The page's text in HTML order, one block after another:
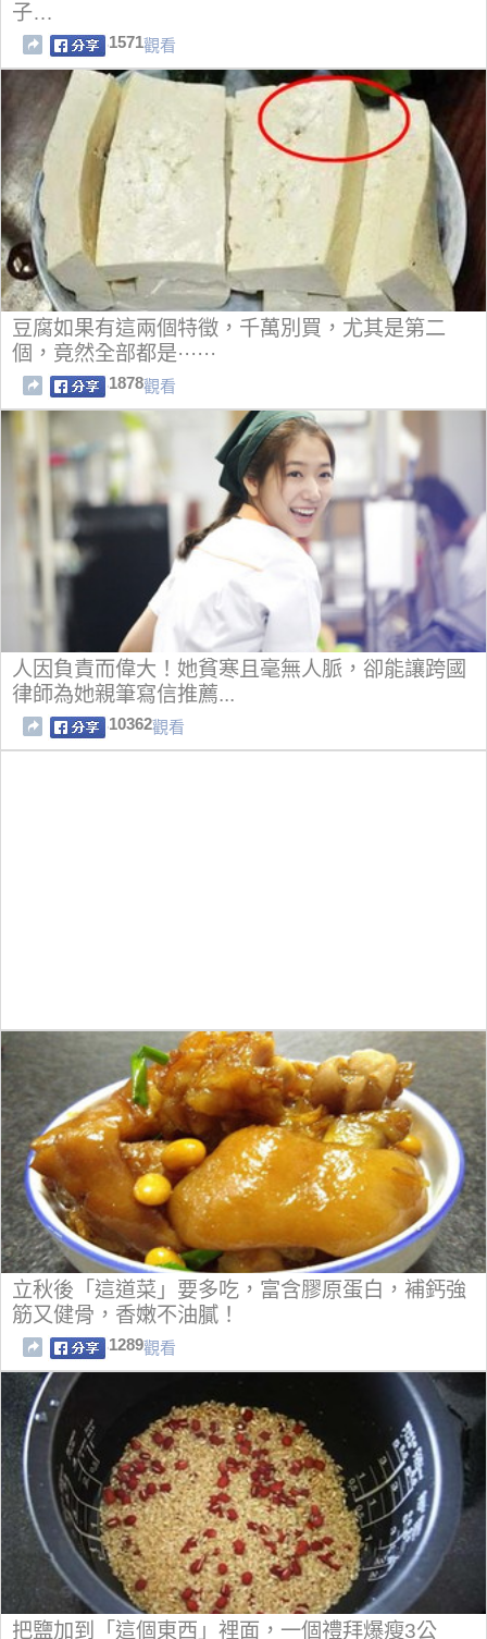
子…
1571觀看
豆腐如果有這兩個特徵，千萬別買，尤其是第二
個，竟然全部都是······
1878觀看
人因負責而偉大！她貧寒且毫無人脈，卻能讓跨國
律師為她親筆寫信推薦...
10362觀看
立秋後「這道菜」要多吃，富含膠原蛋白，補鈣強
筋又健骨，香嫩不油膩！
1289觀看
把鹽加到「這個東西」裡面，一個禮拜爆瘦3公